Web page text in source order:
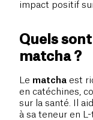
impact positif
Quels
matcha ?
Le matcha est
en catéchines,
sur la santé. Il
à sa teneur en